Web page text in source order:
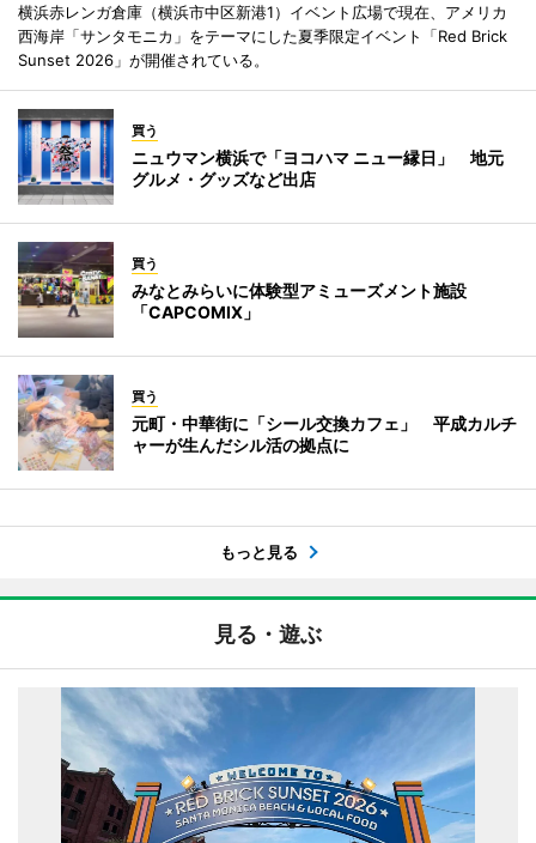
横浜赤レンガ倉庫（横浜市中区新港1）イベント広場で現在、アメリカ
西海岸「サンタモニカ」をテーマにした夏季限定イベント「Red Brick
Sunset 2026」が開催されている。
買う
ニュウマン横浜で「ヨコハマ ニュー縁日」 地元
グルメ・グッズなど出店
買う
みなとみらいに体験型アミューズメント施設
「CAPCOMIX」
買う
元町・中華街に「シール交換カフェ」 平成カルチ
ャーが生んだシル活の拠点に
もっと見る
見る・遊ぶ